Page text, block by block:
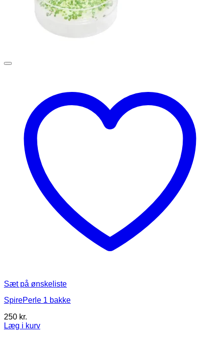
Sæt på ønskeliste
SpirePerle 1 bakke
250 kr.
Læg i kurv